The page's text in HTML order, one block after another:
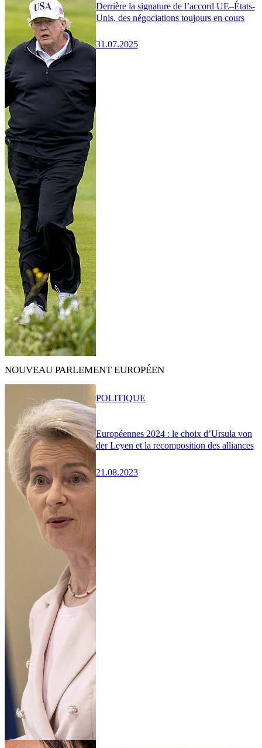
Derrière la signature de l’accord UE–États-
Unis, des négociations toujours en cours
31.07.2025
NOUVEAU PARLEMENT EUROPÉEN
Européennes 2024 : le choix d’Ursula von
der Leyen et la recomposition des alliances
21.08.2023
POLITIQUE